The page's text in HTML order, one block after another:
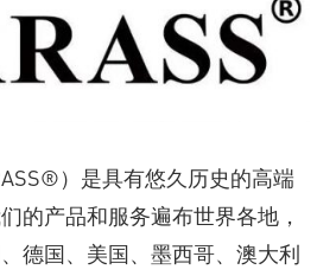
）是具有悠久历史的高端
的产品和服务遍布世界各地，
德国、美国、墨西哥、澳大利